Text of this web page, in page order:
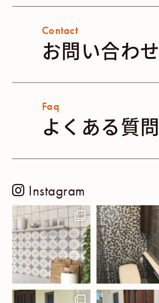
Contact
お問い合わせ
Faq
よくある質問
Instagram